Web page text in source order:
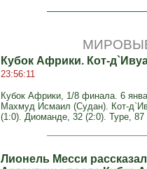
Кубок Африки. Кот-
23:56:11
Кубок Африки, 1/8 финала. 6
Махмуд Исмаил (Судан). Кот-
(1:0). Диоманде, 32 (2:0). Туре, 87
Лионель Месси